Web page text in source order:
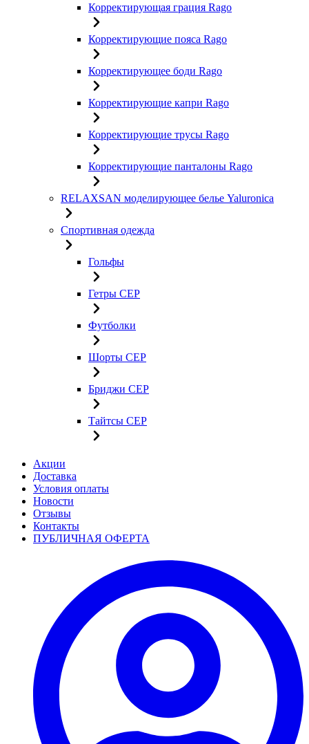
Корректирующая грация Rago
Корректирующие пояса Rago
Корректирующее боди Rago
Корректирующие капри Rago
Корректирующие трусы Rago
Корректирующие панталоны Rago
RELAXSAN моделирующее белье Yaluroniсa
Спортивная одежда
Гольфы
Гетры CEP
Футболки
Шорты CEP
Бриджи CEP
Тайтсы CEP
Акции
Доставка
Условия оплаты
Новости
Отзывы
Контакты
ПУБЛИЧНАЯ ОФЕРТА